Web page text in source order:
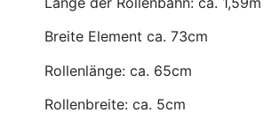
Breite Element ca. 73cm
Rollenlänge: ca. 65cm
Rollenbreite: ca. 5cm